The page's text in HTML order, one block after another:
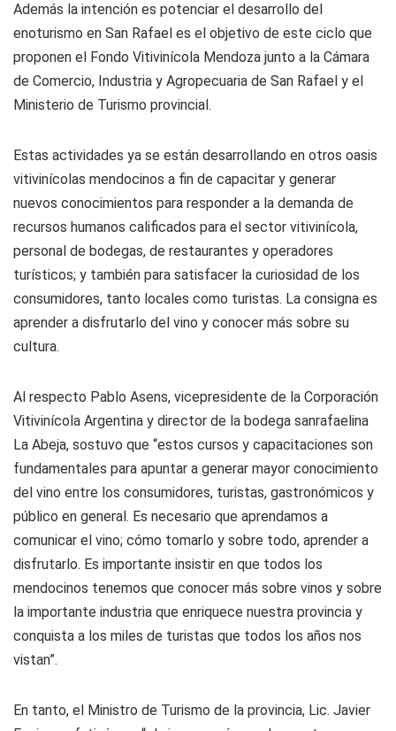
Además la intención es potenciar el desarrollo del
enoturismo en San Rafael es el objetivo de este ciclo que
proponen el Fondo Vitivinícola Mendoza junto a la Cámara
de Comercio, Industria y Agropecuaria de San Rafael y el
Ministerio de Turismo provincial.
Estas actividades ya se están desarrollando en otros oasis
vitivinícolas mendocinos a fin de capacitar y generar
nuevos conocimientos para responder a la demanda de
recursos humanos calificados para el sector vitivinícola,
personal de bodegas, de restaurantes y operadores
turísticos; y también para satisfacer la curiosidad de los
consumidores, tanto locales como turistas. La consigna es
aprender a disfrutarlo del vino y conocer más sobre su
cultura.
Al respecto Pablo Asens, vicepresidente de la Corporación
Vitivinícola Argentina y director de la bodega sanrafaelina
La Abeja, sostuvo que “estos cursos y capacitaciones son
fundamentales para apuntar a generar mayor conocimiento
del vino entre los consumidores, turistas, gastronómicos y
público en general. Es necesario que aprendamos a
comunicar el vino; cómo tomarlo y sobre todo, aprender a
disfrutarlo. Es importante insistir en que todos los
mendocinos tenemos que conocer más sobre vinos y sobre
la importante industria que enriquece nuestra provincia y
conquista a los miles de turistas que todos los años nos
vistan”.
En tanto, el Ministro de Turismo de la provincia, Lic. Javier